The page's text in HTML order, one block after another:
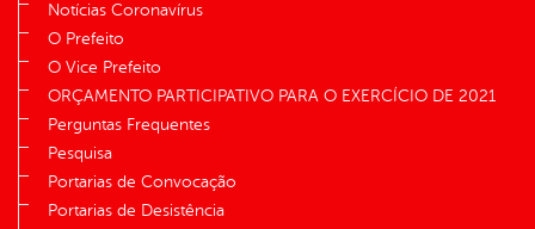
Notícias Coronavírus
O Prefeito
O Vice Prefeito
ORÇAMENTO PARTICIPATIVO PARA O EXERCÍCIO DE 2021
Perguntas Frequentes
Pesquisa
Portarias de Convocação
Portarias de Desistência